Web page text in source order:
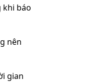
khi báo
nên
gian